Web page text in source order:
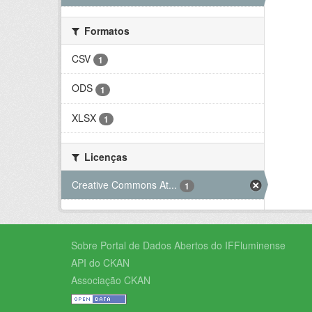
Formatos
CSV
1
ODS 1
XLSX 1
Licenças
Creative Commons At...
1
Sobre Portal de Dados Abertos do IFFluminense
API do CKAN
Associação CKAN